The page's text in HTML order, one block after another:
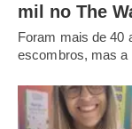
mil no The
Foram mais de 40
escombros, mas a